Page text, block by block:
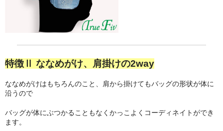
ボディバッグ（ウエストバッグ）
ポケットサイズ比較
特徴Ⅱ ななめがけ、肩掛けの2way
ななめがけはもちろんのこと、肩から掛けてもバッグの形状が体に
沿うので
バッグが体にぶつかることもなくかっこよくコーディネイトができ
ます。